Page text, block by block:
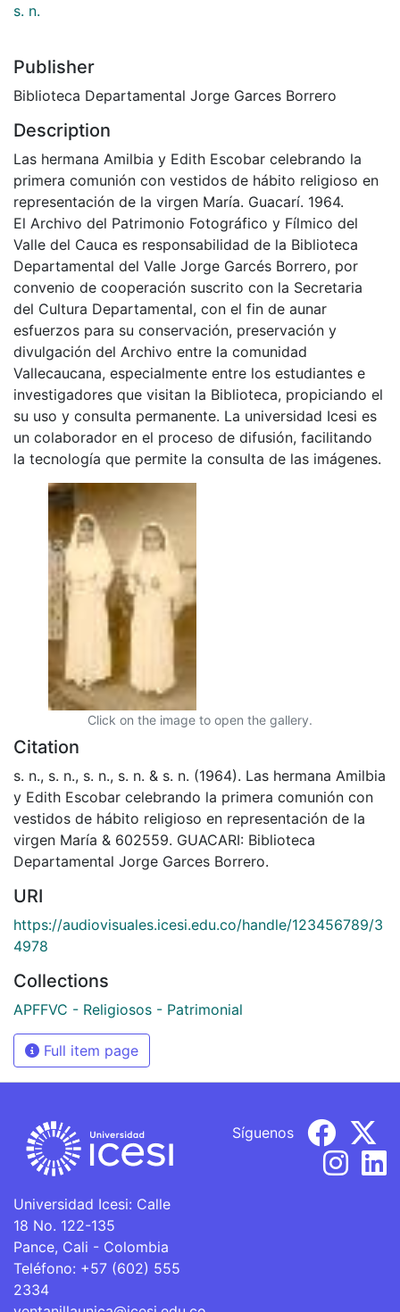
s. n.
Publisher
Biblioteca Departamental Jorge Garces Borrero
Description
Las hermana Amilbia y Edith Escobar celebrando la
primera comunión con vestidos de hábito religioso en
representación de la virgen María. Guacarí. 1964.
El Archivo del Patrimonio Fotográfico y Fílmico del
Valle del Cauca es responsabilidad de la Biblioteca
Departamental del Valle Jorge Garcés Borrero, por
convenio de cooperación suscrito con la Secretaria
del Cultura Departamental, con el fin de aunar
esfuerzos para su conservación, preservación y
divulgación del Archivo entre la comunidad
Vallecaucana, especialmente entre los estudiantes e
investigadores que visitan la Biblioteca, propiciando el
su uso y consulta permanente. La universidad Icesi es
un colaborador en el proceso de difusión, facilitando
la tecnología que permite la consulta de las imágenes.
Click on the image to open the gallery.
Citation
s. n., s. n., s. n., s. n. & s. n. (1964). Las hermana Amilbia
y Edith Escobar celebrando la primera comunión con
vestidos de hábito religioso en representación de la
virgen María & 602559. GUACARI: Biblioteca
Departamental Jorge Garces Borrero.
URI
https://audiovisuales.icesi.edu.co/handle/123456789/3
4978
Collections
APFFVC - Religiosos - Patrimonial
Full item page
Universidad Icesi: Calle
18 No. 122-135
Pance, Cali - Colombia
Teléfono: +57 (602) 555
2334
Síguenos